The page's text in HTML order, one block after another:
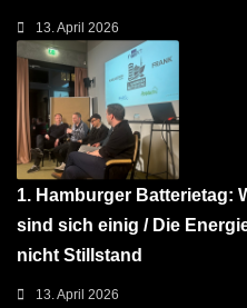
13. April 2026
1. Hamburger Batterietag:
sind sich einig / Die
nicht Stillstand
13. April 2026